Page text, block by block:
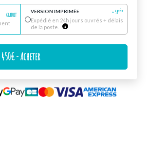
GRATUIT
VERSION IMPRIMÉE +5.99€*
Expédié en 24h jours ouvrés + délais
de la poste.
450€- Acheter